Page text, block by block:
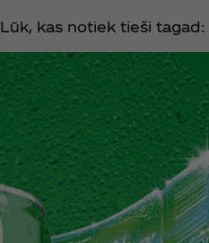
Lūk, kas notiek tieši tagad: